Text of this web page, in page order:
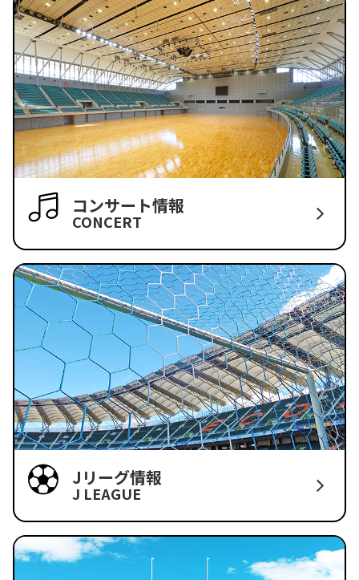
コンサート情報
CONCERT
Jリーグ情報
J LEAGUE